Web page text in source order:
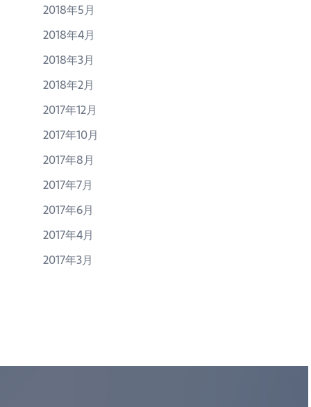
2018年5月
2018年4月
2018年3月
2018年2月
2017年12月
2017年10月
2017年8月
2017年7月
2017年6月
2017年4月
2017年3月